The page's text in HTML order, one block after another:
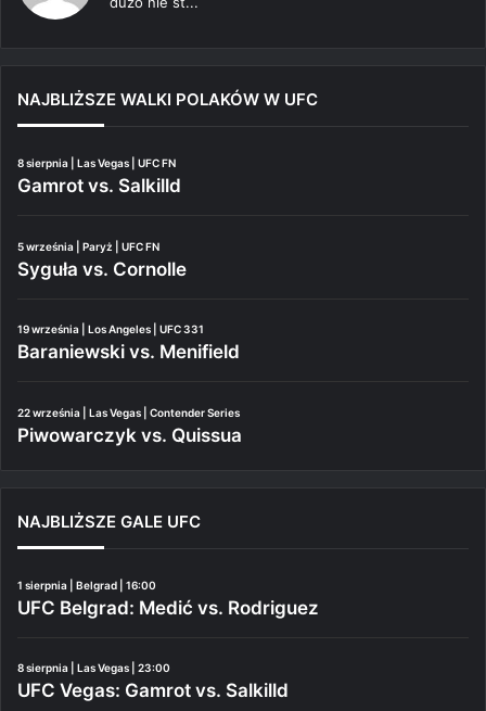
NAJBLIŻSZE WALKI POLAKÓW W UFC
8 sierpnia | Las Vegas | UFC FN
Gamrot vs. Salkilld
5 września | Paryż | UFC FN
Syguła vs. Cornolle
19 września | Los Angeles | UFC 331
Baraniewski vs. Menifield
22 września | Las Vegas | Contender Series
Piwowarczyk vs. Quissua
NAJBLIŻSZE GALE UFC
1 sierpnia | Belgrad | 16:00
UFC Belgrad: Medić vs. Rodriguez
8 sierpnia | Las Vegas | 23:00
UFC Vegas: Gamrot vs. Salkilld